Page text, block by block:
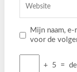
Mijn naam,
voor de
+ 5 =